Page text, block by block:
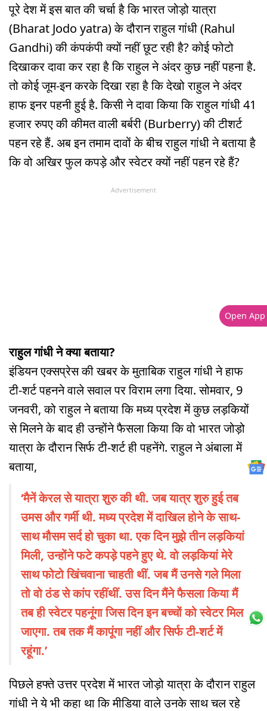
पूरे देश में इस बात की चर्चा है कि भारत जोड़ो यात्रा
(Bharat Jodo yatra) के दौरान राहुल गांधी (Rahul
Gandhi) की कंपकंपी क्यों नहीं छूट रही है? कोई फोटो
दिखाकर दावा कर रहा है कि राहुल ने अंदर कुछ नहीं पहना है.
तो कोई जूम-इन करके दिखा रहा है कि देखो राहुल ने अंदर
हाफ इनर पहनी हुई है. किसी ने दावा किया कि राहुल गांधी 41
हजार रुपए की कीमत वाली बर्बरी (Burberry) की टीशर्ट
पहन रहे हैं. अब इन तमाम दावों के बीच राहुल गांधी ने बताया है
कि वो अखिर फुल कपड़े और स्वेटर क्यों नहीं पहन रहे हैं?
Advertisement
राहुल गांधी ने क्या बताया?
इंडियन एक्सप्रेस की खबर के मुताबिक राहुल गांधी ने हाफ
टी-शर्ट पहनने वाले सवाल पर विराम लगा दिया. सोमवार, 9
जनवरी, को राहुल ने बताया कि मध्य प्रदेश में कुछ लड़कियों
से मिलने के बाद ही उन्होंने फैसला किया कि वो भारत जोड़ो
यात्रा के दौरान सिर्फ टी-शर्ट ही पहनेंगे. राहुल ने अंबाला में
बताया,
‘मैनें केरल से यात्रा शुरु की थी. जब यात्र शुरु हुई तब
उमस और गर्मी थी. मध्य प्रदेश में दाखिल होने के साथ-
साथ मौसम सर्द हो चुका था. एक दिन मुझे तीन लड़कियां
मिली, उन्होंने फटे कपड़े पहने हुए थे. वो लड़कियां मेरे
साथ फोटो खिंचवाना चाहती थीं. जब मैं उनसे गले मिला
तो वो ठंड से कांप रहींथीं. उस दिन मैंने फैसला किया मैं
तब ही स्वेटर पहनूंगा जिस दिन इन बच्चों को स्वेटर मिल
जाएगा. तब तक मैं कापूंगा नहीं और सिर्फ टी-शर्ट में
रहूंगा.’
पिछले हफ्ते उत्तर प्रदेश में भारत जोड़ो यात्रा के दौरान राहुल
गांधी ने ये भी कहा था कि मीडिया वाले उनके साथ चल रहे
Open App